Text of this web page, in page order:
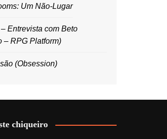
Um Não-Lugar
Entrevista com Beto
– RPG Platform)
(Obsession)
chiqueiro